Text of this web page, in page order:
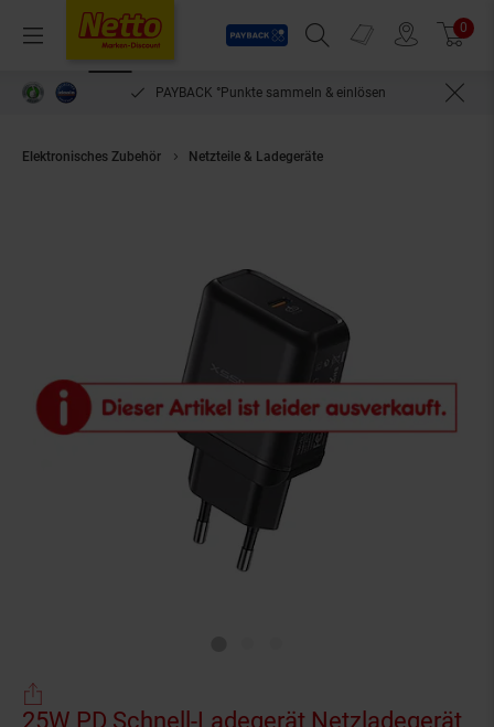
Menü
Payback
Suchfeld einblenden
Prospekte 0
PAYBACK °Punkte sammeln & einlösen
Elektronisches Zubehör Netzteile & Ladegeräte
25W PD Schnell-Ladegerät Netzladegerät